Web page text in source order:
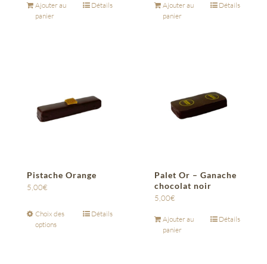
Ajouter au
panier
Détails
Ajouter au
panier
Détails
Pistache Orange
5,00€
Choix des
options
Détails
Palet Or – Ganache
chocolat noir
5,00€
Ajouter au
panier
Détails